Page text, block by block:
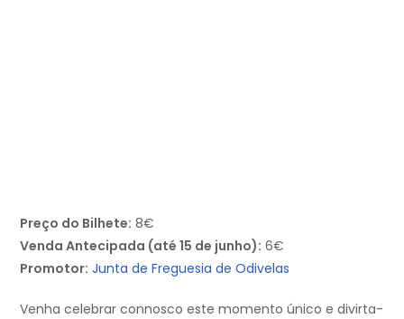
Preço do Bilhete: 8€
Venda Antecipada (até 15 de junho): 6€
Promotor: Junta de Freguesia de Odivelas
Venha celebrar connosco este momento único e divirta-